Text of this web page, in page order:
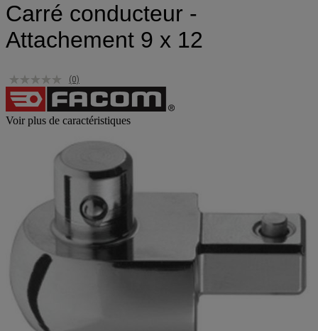
Carré conducteur -
Attachement 9 x 12
(0)
Voir plus de caractéristiques